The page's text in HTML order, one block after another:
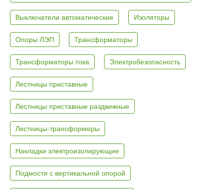
Выключатели автоматические Изоляторы
Опоры ЛЭП Трансформаторы
Трансформаторы тока Электробезопасность
Лестницы приставные
Лестницы приставные раздвижные
Лестницы-трансформеры
Накладки электроизолирующие
Подмости с вертикальной опорой